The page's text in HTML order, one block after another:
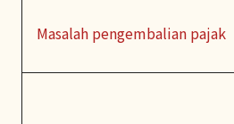
Masalah pengembalian pajak